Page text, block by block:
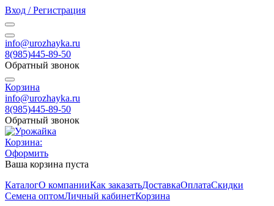
Вход / Регистрация
info@urozhayka.ru
8(985)445-89-50
Обратный звонок
Корзина
info@urozhayka.ru
8(985)445-89-50
Обратный звонок
Корзина:
Оформить
Ваша корзина пуста
КаталогО компанииКак заказатьДоставкаОплатаСкидки
Семена оптомЛичный кабинетКорзина